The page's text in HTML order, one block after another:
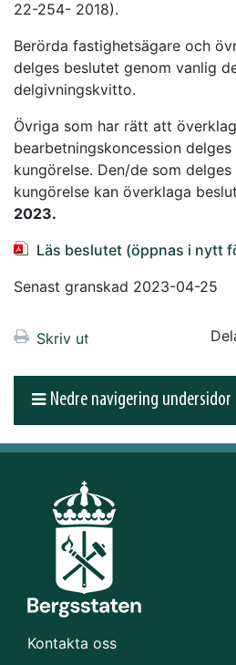
22-254- 2018).
Berörda fastighetsägare och
delges beslutet genom vanlig
delgivningskvitto.
Övriga som har rätt att
bearbetningskoncession
kungörelse. Den/de som
kungörelse kan överklaga
2023.
Läs beslutet (öppnas i nytt
Senast granskad 2023-04-25
Skriv ut
Nedre navigering undersidor
Kontakta oss